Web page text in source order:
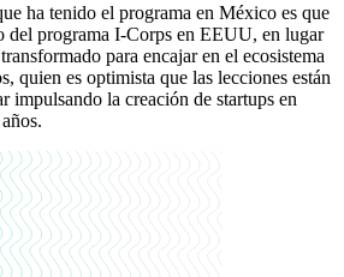
ha tenido el programa en México es que
del programa I-Corps en EEUU, en lugar
para encajar en el ecosistema
quien es optimista que las lecciones están
impulsando la creación de startups en